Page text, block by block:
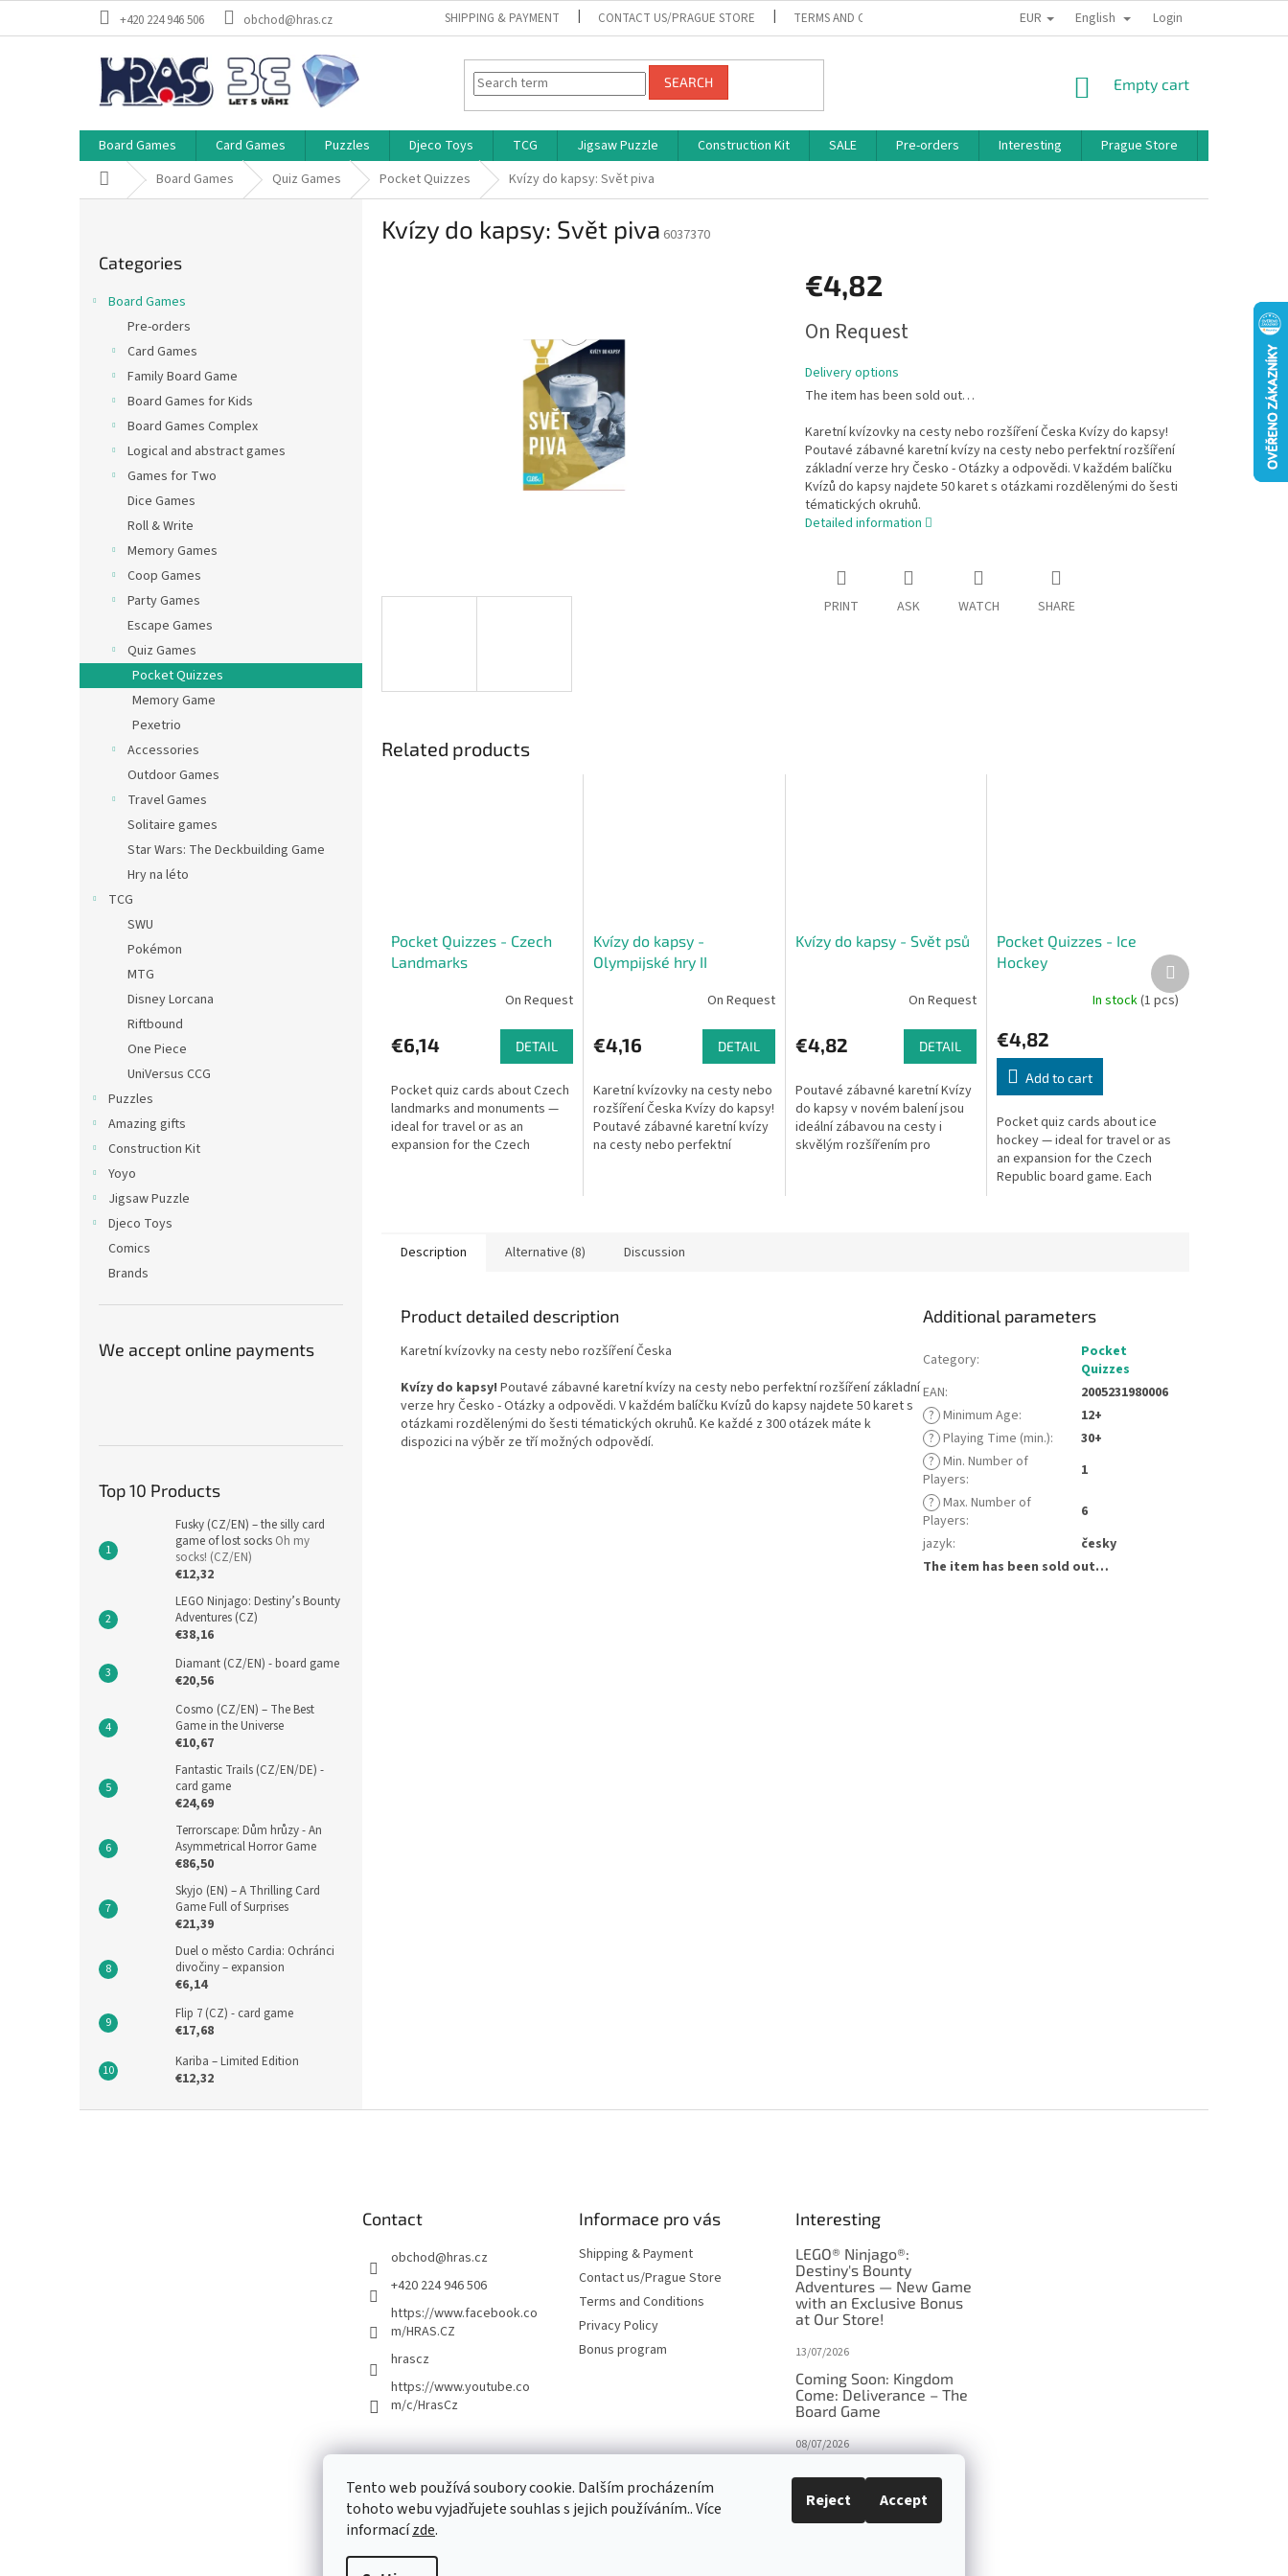
Tento web používá soubory cookie. Dalším procházením
tohoto webu vyjadřujete souhlas s jejich používáním.. Více
informacízde.
Reject Accept
+420 224 946 506 obchod@hras.cz SHIPPING & PAYMENT CONTACT US/PRAGUE STORE TERMS AND CONDITIONS PRIVACY POLICY BONUS PROGRAM
EUR English Login
SEARCH
SHOPPING
Empty cart
Board Games Card Games Puzzles Djeco Toys TCG Jigsaw Puzzle Construction Kit SALE Pre-orders Interesting Prague Store
Home Board Games Quiz Games Pocket Quizzes Kvízy do kapsy: Svět piva
categories
Categories
Board Games
Pre-orders
Card Games
Family Board Game
Board Games for Kids
Board Games Complex
Logical and abstract games
Games for Two
Dice Games
Roll & Write
Memory Games
Coop Games
Party Games
Escape Games
Quiz Games
Pocket Quizzes
Memory Game
Pexetrio
Accessories
Outdoor Games
Travel Games
Solitaire games
Star Wars: The Deckbuilding Game
Hry na léto
TCG
SWU
Pokémon
MTG
Disney Lorcana
Riftbound
One Piece
UniVersus CCG
Puzzles
Amazing gifts
Construction Kit
Yoyo
Jigsaw Puzzle
Djeco Toys
Comics
Brands
We accept online payments
Top 10 Products
Fusky (CZ/EN) – the silly card
game of lost socks Oh my
socks! (CZ/EN)
€12,32
LEGO Ninjago: Destiny’s Bounty
Adventures (CZ)
€38,16
Diamant (CZ/EN) - board game
€20,56
Cosmo (CZ/EN) – The Best
Game in the Universe
€10,67
Fantastic Trails (CZ/EN/DE) -
card game
€24,69
Terrorscape: Dům hrůzy - An
Asymmetrical Horror Game
€86,50
Skyjo (EN) – A Thrilling Card
Game Full of Surprises
€21,39
Duel o město Cardia: Ochránci
divočiny – expansion
€6,14
Flip 7 (CZ) - card game
€17,68
Kariba – Limited Edition
€12,32
Kvízy do kapsy: Svět piva 6037370
€4,82
price:
On Request
Delivery options
The item has been sold out…
Karetní kvízovky na cesty nebo rozšíření Česka Kvízy do kapsy!
Poutavé zábavné karetní kvízy na cesty nebo perfektní rozšíření
základní verze hry Česko - Otázky a odpovědi. V každém balíčku
Kvízů do kapsy najdete 50 karet s otázkami rozdělenými do šesti
tématických okruhů.
Detailed information
PRINT ASK WATCH SHARE
Related products
Pocket Quizzes - Czech
Landmarks
On Request
€6,14 DETAIL
Pocket quiz cards about Czech
landmarks and monuments —
ideal for travel or as an
expansion for the Czech
Kvízy do kapsy -
Olympijské hry II
On Request
€4,16 DETAIL
Karetní kvízovky na cesty nebo
rozšíření Česka Kvízy do kapsy!
Poutavé zábavné karetní kvízy
na cesty nebo perfektní
Kvízy do kapsy - Svět psů
On Request
€4,82 DETAIL
Poutavé zábavné karetní Kvízy
do kapsy v novém balení jsou
ideální zábavou na cesty i
skvělým rozšířením pro
Pocket Quizzes - Ice
Hockey
In stock(1 pcs)
€4,82
Add to cart
Pocket quiz cards about ice
hockey — ideal for travel or as
an expansion for the Czech
Republic board game. Each
Next
product
Description Alternative (8) Discussion
Product detailed description
Karetní kvízovky na cesty nebo rozšíření Česka
Kvízy do kapsy! Poutavé zábavné karetní kvízy na cesty nebo perfektní rozšíření základní
verze hry Česko - Otázky a odpovědi. V každém balíčku Kvízů do kapsy najdete 50 karet s
otázkami rozdělenými do šesti tématických okruhů. Ke každé z 300 otázek máte k
dispozici na výběr ze tří možných odpovědí.
Additional parameters
Category:
Pocket
Quizzes
EAN:
2005231980006
? Minimum Age:
12+
? Playing Time (min.):
30+
? Min. Number of
Players:
1
? Max. Number of
Players:
6
jazyk:
česky
The item has been sold out…
Contact
obchod@hras.cz
+420 224 946 506
https://www.facebook.co
m/HRAS.CZ
hrascz
https://www.youtube.co
m/c/HrasCz
Informace pro vás
Shipping & Payment
Contact us/Prague Store
Terms and Conditions
Privacy Policy
Bonus program
Interesting
LEGO® Ninjago®:
Destiny's Bounty
Adventures — New Game
with an Exclusive Bonus
at Our Store!
13/07/2026
Coming Soon: Kingdom
Come: Deliverance – The
Board Game
08/07/2026
in disguise?
27/10/2025